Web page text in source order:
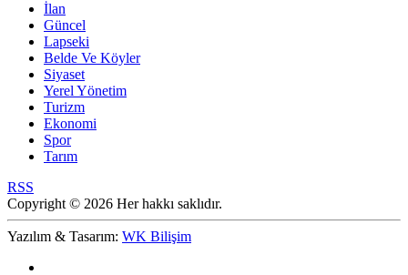
İlan
Güncel
Lapseki
Belde Ve Köyler
Siyaset
Yerel Yönetim
Turizm
Ekonomi
Spor
Tarım
RSS
Copyright © 2026 Her hakkı saklıdır.
Yazılım & Tasarım: WK Bilişim